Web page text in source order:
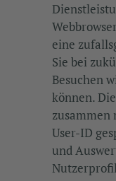
eine
Sie bei
Besuchen
können.
User-ID
und